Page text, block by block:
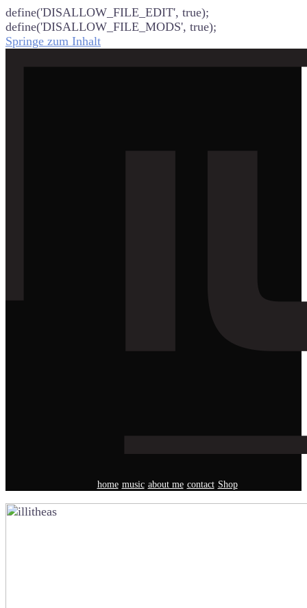
define('DISALLOW_FILE_EDIT', true);
define('DISALLOW_FILE_MODS', true);
Springe zum Inhalt
home music about me contact Shop